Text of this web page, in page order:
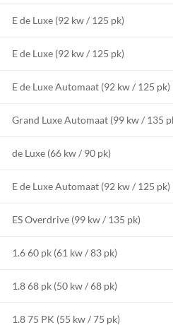
E de Luxe (92 kw / 125 pk)
E de Luxe (92 kw / 125 pk)
E de Luxe Automaat (92 kw / 125 pk)
Grand Luxe Automaat (99 kw / 135
de Luxe (66 kw / 90 pk)
E de Luxe Automaat (92 kw / 125 pk)
ES Overdrive (99 kw / 135 pk)
1.6 60 pk (61 kw / 83 pk)
1.8 68 pk (50 kw / 68 pk)
1.8 75 PK (55 kw / 75 pk)